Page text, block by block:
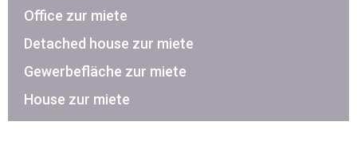
Office zur miete
Detached house zur miete
Gewerbefläche zur miete
House zur miete